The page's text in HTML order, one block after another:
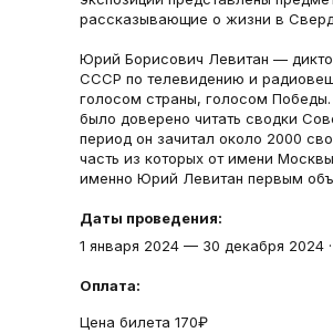
рассказывающие о жизни в
Юрий Борисович Левитан —
СССР по телевидению и
голосом страны, голосом
было доверено читать сводки
период он зачитал около 2000
часть из которых от имени
именно Юрий Левитан первым
Даты проведения:
1 января 2024 — 30 декабря 2024 ·
Оплата:
Цена билета 170₽